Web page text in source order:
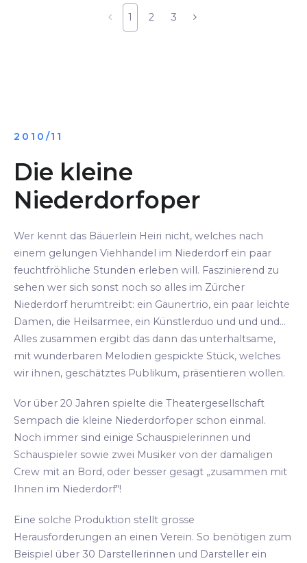
1 2 3
2010/11
Die kleine
Niederdorfoper
Wer kennt das Bäuerlein Heiri nicht, welches nach
einem gelungen Viehhandel im Niederdorf ein paar
feuchtfröhliche Stunden erleben will. Faszinierend zu
sehen wer sich sonst noch so alles im Zürcher
Niederdorf herumtreibt: ein Gaunertrio, ein paar leichte
Damen, die Heilsarmee, ein Künstlerduo und und und...
Alles zusammen ergibt das dann das unterhaltsame,
mit wunderbaren Melodien gespickte Stück, welches
wir ihnen, geschätztes Publikum, präsentieren wollen.
Vor über 20 Jahren spielte die Theatergesellschaft
Sempach die kleine Niederdorfoper schon einmal.
Noch immer sind einige Schauspielerinnen und
Schauspieler sowie zwei Musiker von der damaligen
Crew mit an Bord, oder besser gesagt „zusammen mit
Ihnen im Niederdorf"!
Eine solche Produktion stellt grosse
Herausforderungen an einen Verein. So benötigen zum
Beispiel über 30 Darstellerinnen und Darsteller ein